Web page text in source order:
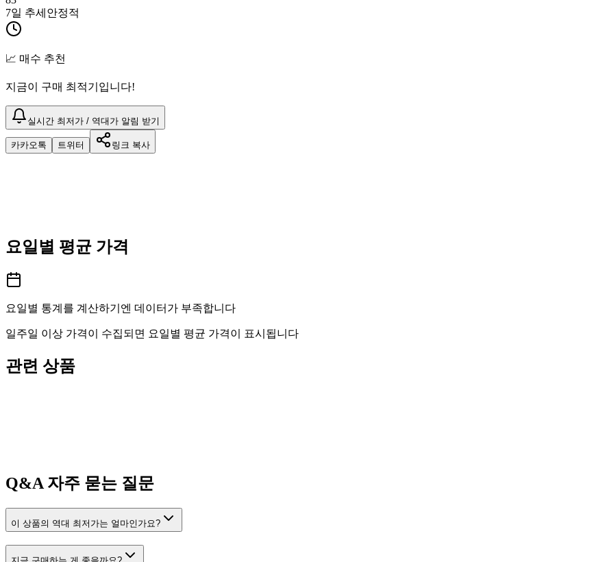
7일 추세 안정적
📈 매수 추천
지금이 구매 최적기입니다!
실시간 최저가 / 역대가 알림 받기
카카오톡 트위터 링크 복사
요일별 평균 가격
요일별 통계를 계산하기엔 데이터가 부족합니다
일주일 이상 가격이 수집되면 요일별 평균 가격이 표시됩니다
관련 상품
Q&A자주 묻는 질문
이 상품의 역대 최저가는 얼마인가요?